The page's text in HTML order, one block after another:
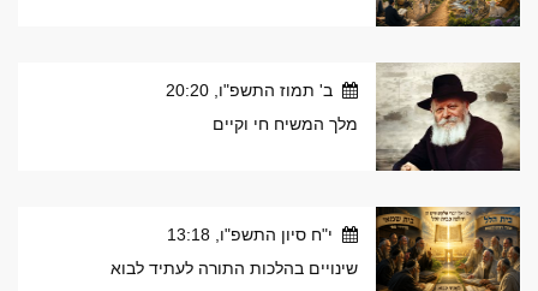
ב' תמוז התשפ"ו, 20:20
מלך המשיח חי וקיים
י"ח סיון התשפ"ו, 13:18
שינויים בהלכות התורה לעתיד לבוא